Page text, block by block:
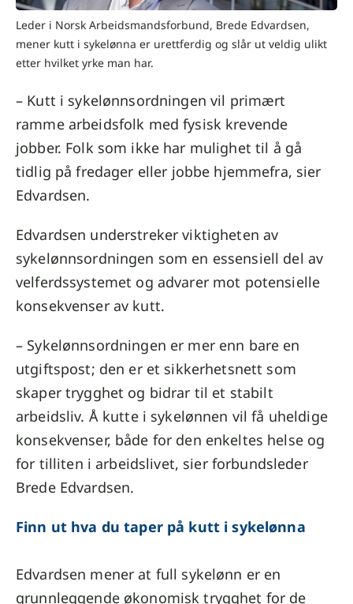
Leder i Norsk Arbeidsmandsforbund, Brede Edvardsen,
mener kutt i sykelønna er urettferdig og slår ut veldig ulikt
etter hvilket yrke man har.
– Kutt i sykelønnsordningen vil primært
ramme arbeidsfolk med fysisk krevende
jobber. Folk som ikke har mulighet til å gå
tidlig på fredager eller jobbe hjemmefra, sier
Edvardsen.
Edvardsen understreker viktigheten av
sykelønnsordningen som en essensiell del av
velferdssystemet og advarer mot potensielle
konsekvenser av kutt.
– Sykelønnsordningen er mer enn bare en
utgiftspost; den er et sikkerhetsnett som
skaper trygghet og bidrar til et stabilt
arbeidsliv. Å kutte i sykelønnen vil få uheldige
konsekvenser, både for den enkeltes helse og
for tilliten i arbeidslivet, sier forbundsleder
Brede Edvardsen.
Finn ut hva du taper på kutt i sykelønna
Edvardsen mener at full sykelønn er en
grunnleggende økonomisk trygghet for de